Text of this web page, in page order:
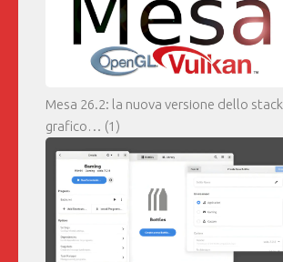
Mesa 26.2: la nuova versione dello stack
grafico… (1)